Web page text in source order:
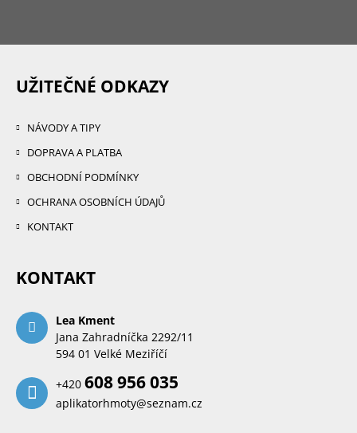
UŽITEČNÉ ODKAZY
NÁVODY A TIPY
DOPRAVA A PLATBA
OBCHODNÍ PODMÍNKY
OCHRANA OSOBNÍCH ÚDAJŮ
KONTAKT
KONTAKT
Lea Kment
Jana Zahradníčka 2292/11
594 01 Velké Meziříčí
+420 608 956 035
aplikatorhmoty@seznam.cz